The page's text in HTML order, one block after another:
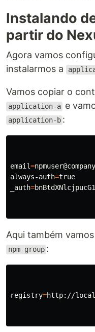
Instalando
partir do
Agora vamos
instalarmos a
Vamos copiar o
application-a e
application-b :
email=
always-auth=
_auth=
Aqui também
npm-group :
registry=http://